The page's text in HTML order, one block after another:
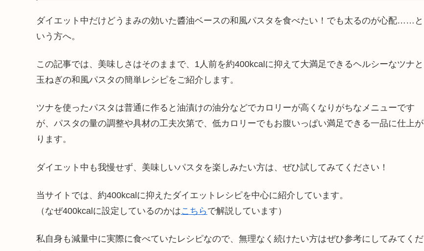
ダイエット中だけどうまみの効いた醬油ベースの和風パスタを食べたい！でも太るのが心配……と
いう方へ。
この記事では、美味しさはそのままで、1人前を約400kcalに抑えて大満足できるヘルシーなツナと
玉ねぎの和風パスタの簡単レシピをご紹介します。
ツナを使ったパスタは普通に作ると油漬けの油分などでカロリーが高くなりがちなメニューです
が、パスタの量の調整や具材の工夫次第で、低カロリーでもお腹いっぱい満足できる一品に仕上が
ります。
ダイエット中も我慢せず、美味しいパスタを楽しみたい方は、ぜひ試してみてください！
当サイトでは、約400kcalに抑えたダイエットレシピを中心に紹介しています。
（なぜ400kcalに設定しているのかはこちら で解説しています）
私自身も減量中に実際に食べていたレシピなので、無理なく続けたい方はぜひ参考にしてみてくだ